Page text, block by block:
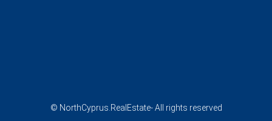
© NorthCyprus.RealEstate- All rights reserved